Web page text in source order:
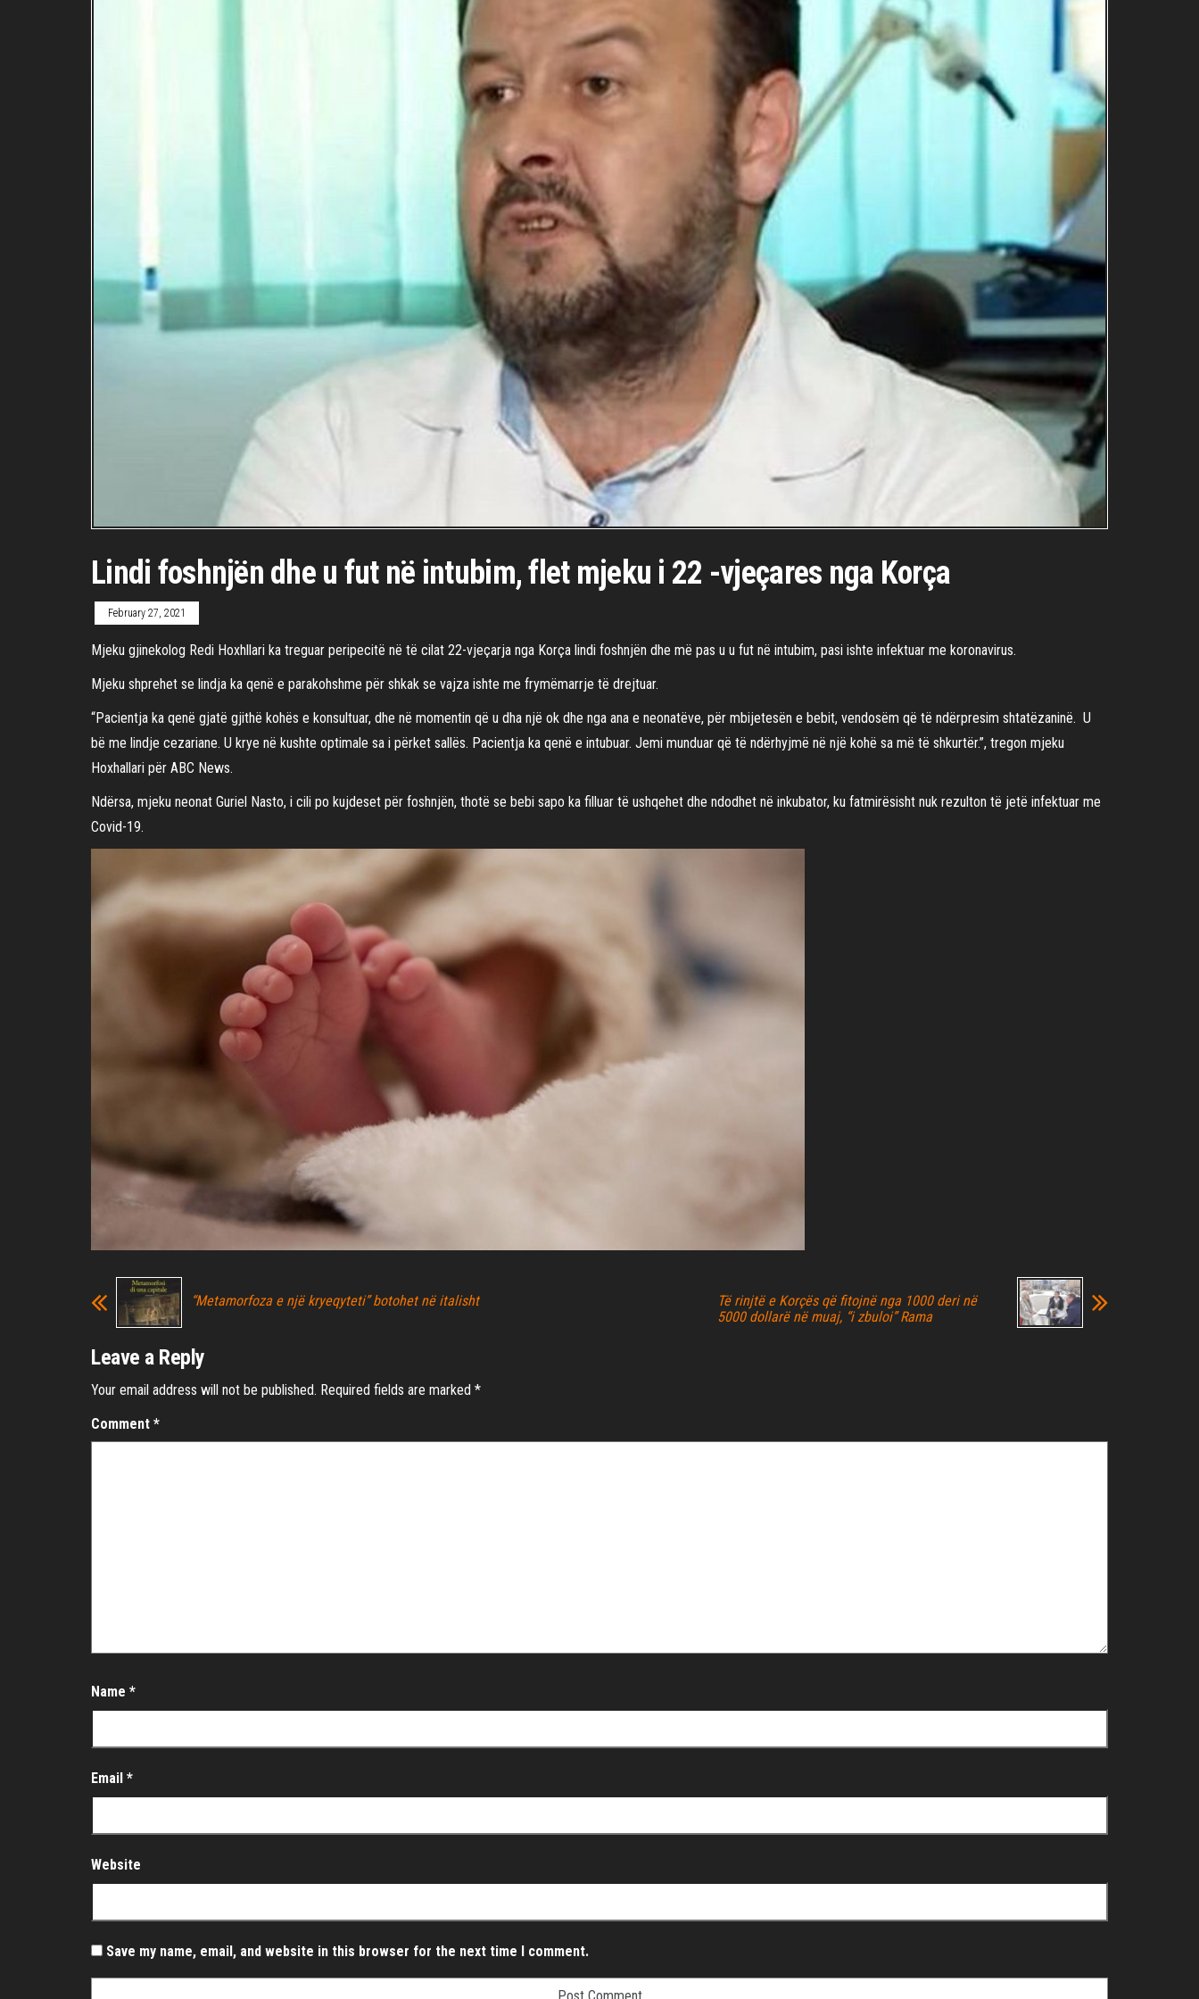
Lindi foshnjën dhe u fut në intubim, flet mjeku i 22 -vjeçares nga Korça
February 27, 2021
Mjeku gjinekolog Redi Hoxhllari ka treguar peripecitë në të cilat 22-vjeçarja nga Korça lindi foshnjën dhe më pas u u fut në intubim, pasi ishte infektuar me koronavirus.
Mjeku shprehet se lindja ka qenë e parakohshme për shkak se vajza ishte me frymëmarrje të drejtuar.
“Pacientja ka qenë gjatë gjithë kohës e konsultuar, dhe në momentin që u dha një ok dhe nga ana e neonatëve, për mbijetesën e bebit, vendosëm që të ndërpresim shtatëzaninë. U
bë me lindje cezariane. U krye në kushte optimale sa i përket sallës. Pacientja ka qenë e intubuar. Jemi munduar që të ndërhyjmë në një kohë sa më të shkurtër.”, tregon mjeku
Hoxhallari për ABC News.
Ndërsa, mjeku neonat Guriel Nasto, i cili po kujdeset për foshnjën, thotë se bebi sapo ka filluar të ushqehet dhe ndodhet në inkubator, ku fatmirësisht nuk rezulton të jetë infektuar me
Covid-19.
“Metamorfoza e një kryeqyteti” botohet në italisht
Të rinjtë e Korçës që fitojnë nga 1000 deri në
5000 dollarë në muaj, “i zbuloi” Rama
Leave a Reply
Your email address will not be published. Required fields are marked *
Comment *
Name *
Email *
Website
Save my name, email, and website in this browser for the next time I comment.